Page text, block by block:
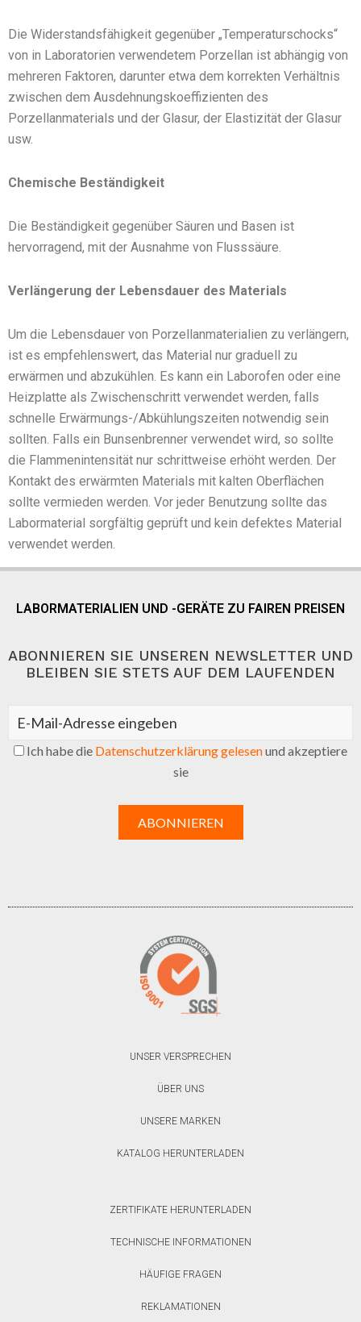
Die Widerstandsfähigkeit gegenüber „Temperaturschocks“
von in Laboratorien verwendetem Porzellan ist abhängig von
mehreren Faktoren, darunter etwa dem korrekten Verhältnis
zwischen dem Ausdehnungskoeffizienten des
Porzellanmaterials und der Glasur, der Elastizität der Glasur
usw.
Chemische Beständigkeit
Die Beständigkeit gegenüber Säuren und Basen ist
hervorragend, mit der Ausnahme von Flusssäure.
Verlängerung der Lebensdauer des Materials
Um die Lebensdauer von Porzellanmaterialien zu verlängern,
ist es empfehlenswert, das Material nur graduell zu
erwärmen und abzukühlen. Es kann ein Laborofen oder eine
Heizplatte als Zwischenschritt verwendet werden, falls
schnelle Erwärmungs-/Abkühlungszeiten notwendig sein
sollten. Falls ein Bunsenbrenner verwendet wird, so sollte
die Flammenintensität nur schrittweise erhöht werden. Der
Kontakt des erwärmten Materials mit kalten Oberflächen
sollte vermieden werden. Vor jeder Benutzung sollte das
Labormaterial sorgfältig geprüft und kein defektes Material
verwendet werden.
LABORMATERIALIEN UND -GERÄTE ZU FAIREN PREISEN
ABONNIEREN SIE UNSEREN NEWSLETTER UND
BLEIBEN SIE STETS AUF DEM LAUFENDEN
Ich habe die Datenschutzerklärung gelesenund akzeptiere
sie
UNSER VERSPRECHEN
ÜBER UNS
UNSERE MARKEN
KATALOG HERUNTERLADEN
ZERTIFIKATE HERUNTERLADEN
TECHNISCHE INFORMATIONEN
HÄUFIGE FRAGEN
REKLAMATIONEN